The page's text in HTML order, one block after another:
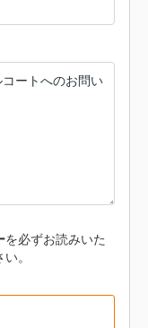
を必ずお読みいた
。